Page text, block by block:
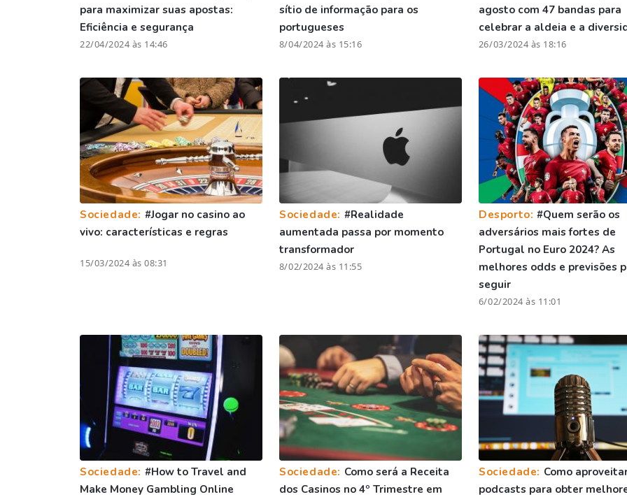
para maximizar suas apostas:
Eficiência e segurança
22/04/2024 às 14:46
sítio de informação para os
portugueses
8/04/2024 às 15:16
agosto com 47 bandas para
celebrar a aldeia e a
26/03/2024 às 18:16
Sociedade: #Jogar no casino ao
vivo: características e regras
15/03/2024 às 08:31
Sociedade: #Realidade
aumentada passa por momento
transformador
8/02/2024 às 11:55
Desporto:#Quem serão os
adversários mais fortes de
Portugal no Euro 2024? As
melhores odds e previsões
seguir
6/02/2024 às 11:01
Sociedade: #How to Travel and
Make Money Gambling Online
Sociedade: Como será a Receita
dos Casinos no 4º Trimestre em
Sociedade: Como
podcasts para obter